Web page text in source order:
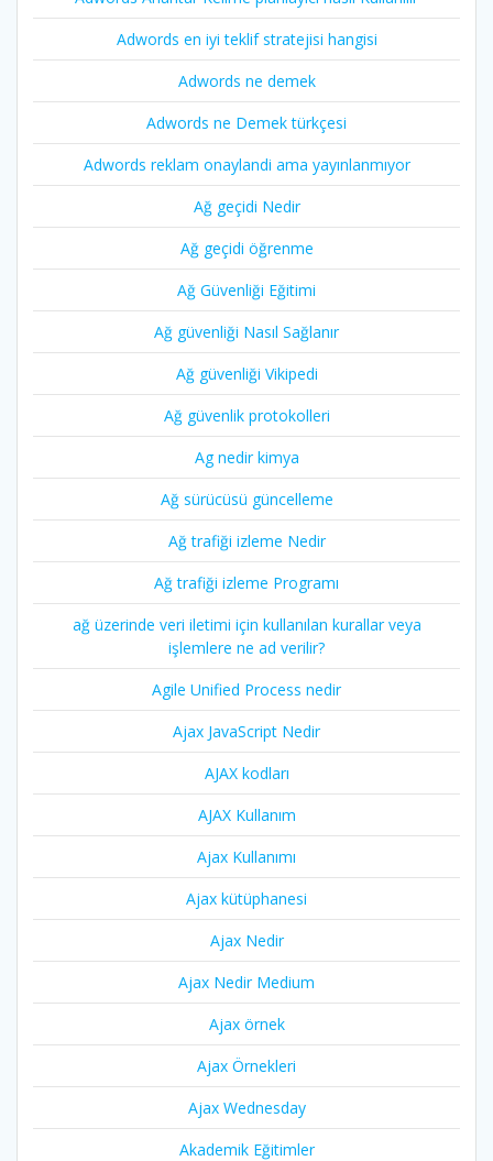
Adwords en iyi teklif stratejisi hangisi
Adwords ne demek
Adwords ne Demek türkçesi
Adwords reklam onaylandi ama yayınlanmıyor
Ağ geçidi Nedir
Ağ geçidi öğrenme
Ağ Güvenliği Eğitimi
Ağ güvenliği Nasıl Sağlanır
Ağ güvenliği Vikipedi
Ağ güvenlik protokolleri
Ag nedir kimya
Ağ sürücüsü güncelleme
Ağ trafiği izleme Nedir
Ağ trafiği izleme Programı
ağ üzerinde veri iletimi için kullanılan kurallar veya
işlemlere ne ad verilir?
Agile Unified Process nedir
Ajax JavaScript Nedir
AJAX kodları
AJAX Kullanım
Ajax Kullanımı
Ajax kütüphanesi
Ajax Nedir
Ajax Nedir Medium
Ajax örnek
Ajax Örnekleri
Ajax Wednesday
Akademik Eğitimler